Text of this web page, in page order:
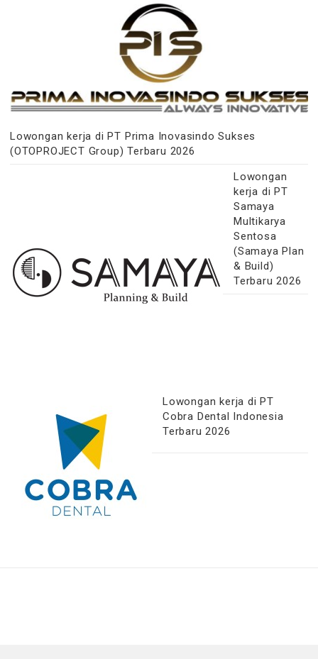
Lowongan kerja di PT Prima Inovasindo Sukses
(OTOPROJECT Group) Terbaru 2026
Lowongan
kerja di PT
Samaya
Multikarya
Sentosa
(Samaya Plan
& Build)
Terbaru 2026
Lowongan kerja di PT
Cobra Dental Indonesia
Terbaru 2026